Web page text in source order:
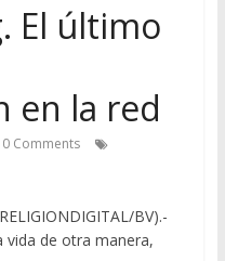
El último
en la red
0 Comments
BV).-
vida de otra manera,